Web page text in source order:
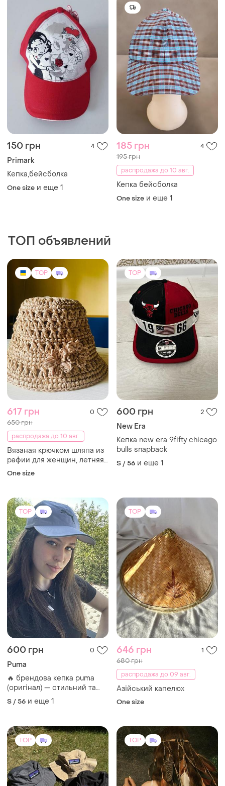
150 грн 4
Primark
Кепка,бейсболка
One size и еще 1
185 грн 4
195 грн
распродажа до 10 авг.
Кепка бейсболка
One size и еще 1
ТОП объявлений
TOP
617 грн 0
650 грн
распродажа до 10 авг.
Вязаная крючком шляпа из
рафии для женщин, летняя
шляпа ручной работы по
шляпа в стиле бохо, капе
One size
TOP
600 грн 2
New Era
Кепка new era 9fifty chicago
bulls snapback
S / 56 и еще 1
TOP
600 грн 0
Puma
🔥 брендова кепка puma
(оригінал) — стильний та
базовий аксесуар!
S / 56 и еще 1
TOP
646 грн 1
680 грн
распродажа до 09 авг.
Азійський капелюх
One size
TOP TOP